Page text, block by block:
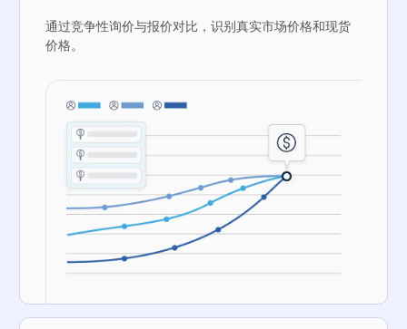
通过竞争性询价与报价对比，识别真实市场价格和现货
价格。